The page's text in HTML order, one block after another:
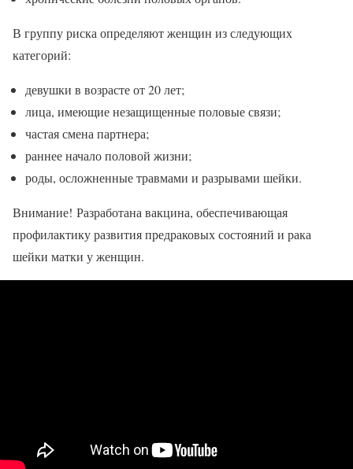
В группу риска определяют женщин из следующих
категорий:
девушки в возрасте от 20 лет;
лица, имеющие незащищенные половые связи;
частая смена партнера;
раннее начало половой жизни;
роды, осложненные травмами и разрывами шейки.
Внимание! Разработана вакцина, обеспечивающая
профилактику развития предраковых состояний и рака
шейки матки у женщин.